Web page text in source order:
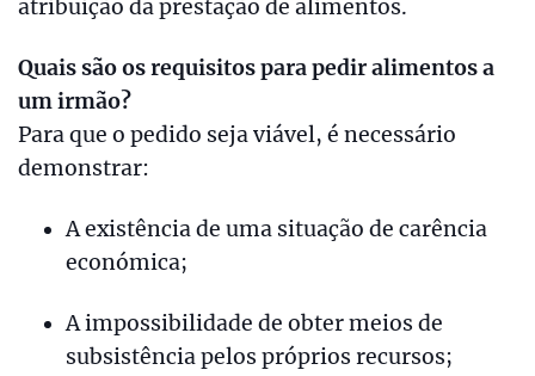
atribuição da prestação de alimentos.
Quais são os requisitos para pedir alimentos a
um irmão?
Para que o pedido seja viável, é necessário
demonstrar:
A existência de uma situação de carência
económica;
A impossibilidade de obter meios de
subsistência pelos próprios recursos;